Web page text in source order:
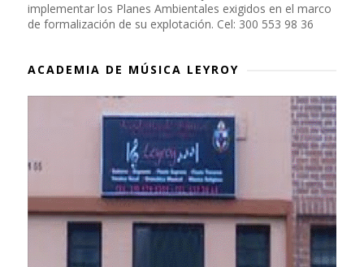
implementar los Planes Ambientales exigidos en el marco
de formalización de su explotación. Cel: 300 553 98 36
ACADEMIA DE MÚSICA LEYROY